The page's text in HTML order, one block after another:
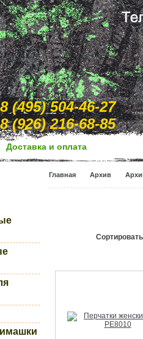
8 (495) 504-46-27
8 (926) 216-68-85
Доcтавка и оплата
Главная Архив